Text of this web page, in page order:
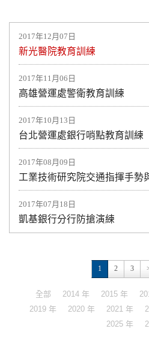
2017年12月07日
新光醫院教育訓練
2017年11月06日
高雄營運處警衛教育訓練
2017年10月13日
台北營運處銀行哨點教育訓練
2017年08月09日
工業技術研究院交通指揮手勢
2017年07月18日
凱基銀行分行防搶演練
1 2 3
全部 2014 年 2015 年
2019 年
2020 年 2021 年
2025 年